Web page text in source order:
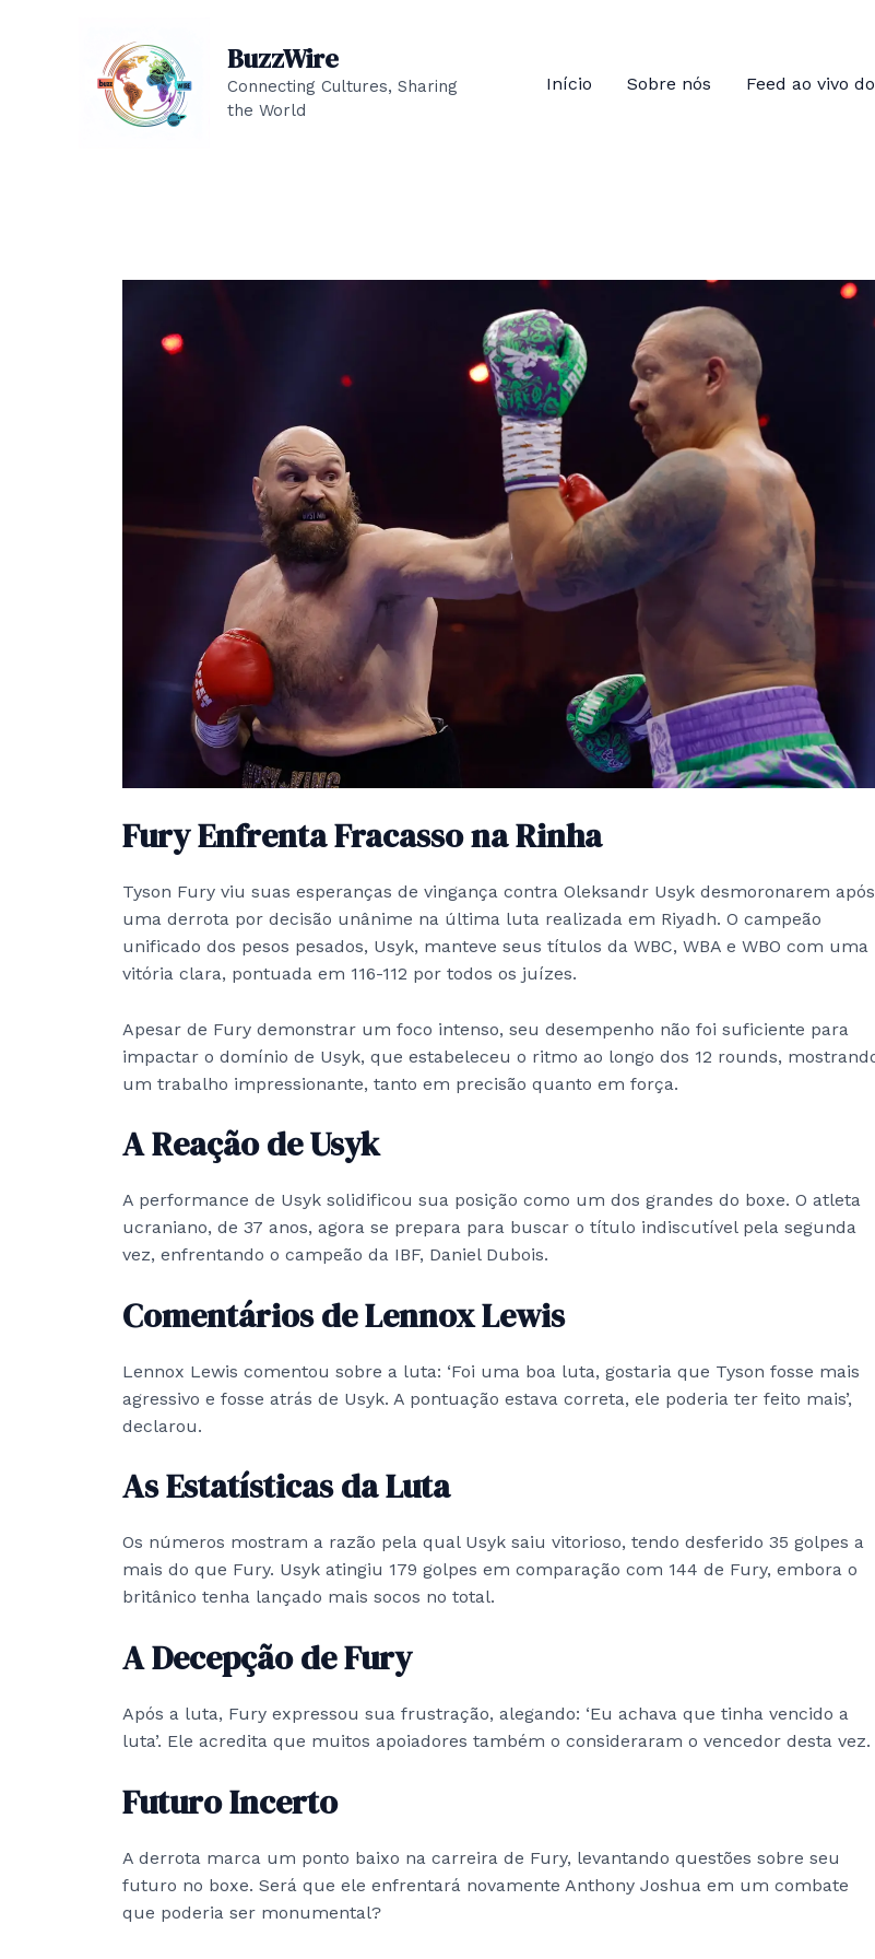
BuzzWire
Connecting Cultures, Sharing
the World
Início Sobre nós Feed ao vivo
Fury Enfrenta Fracasso na Rinha
Tyson Fury viu suas esperanças de vingança contra Oleksandr Usyk desmoronarem após
uma derrota por decisão unânime na última luta realizada em Riyadh. O campeão
unificado dos pesos pesados, Usyk, manteve seus títulos da WBC, WBA e WBO com uma
vitória clara, pontuada em 116-112 por todos os juízes.
Apesar de Fury demonstrar um foco intenso, seu desempenho não foi suficiente para
impactar o domínio de Usyk, que estabeleceu o ritmo ao longo dos 12 rounds,
um trabalho impressionante, tanto em precisão quanto em força.
A Reação de Usyk
A performance de Usyk solidificou sua posição como um dos grandes do boxe. O atleta
ucraniano, de 37 anos, agora se prepara para buscar o título indiscutível pela segunda
vez, enfrentando o campeão da IBF, Daniel Dubois.
Comentários de Lennox Lewis
Lennox Lewis comentou sobre a luta: ‘Foi uma boa luta, gostaria que Tyson fosse mais
agressivo e fosse atrás de Usyk. A pontuação estava correta, ele poderia ter feito mais’,
declarou.
As Estatísticas da Luta
Os números mostram a razão pela qual Usyk saiu vitorioso, tendo desferido 35 golpes a
mais do que Fury. Usyk atingiu 179 golpes em comparação com 144 de Fury, embora o
britânico tenha lançado mais socos no total.
A Decepção de Fury
Após a luta, Fury expressou sua frustração, alegando: ‘Eu achava que tinha vencido a
luta’. Ele acredita que muitos apoiadores também o consideraram o vencedor desta vez.
Futuro Incerto
A derrota marca um ponto baixo na carreira de Fury, levantando questões sobre seu
futuro no boxe. Será que ele enfrentará novamente Anthony Joshua em um combate
que poderia ser monumental?